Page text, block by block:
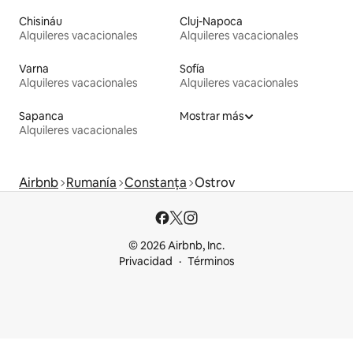
Chisináu
Alquileres vacacionales
Cluj-Napoca
Alquileres vacacionales
Varna
Alquileres vacacionales
Sofía
Alquileres vacacionales
Sapanca
Alquileres vacacionales
Mostrar más
Airbnb Rumanía Constanța Ostrov
© 2026 Airbnb, Inc.
Privacidad
Términos